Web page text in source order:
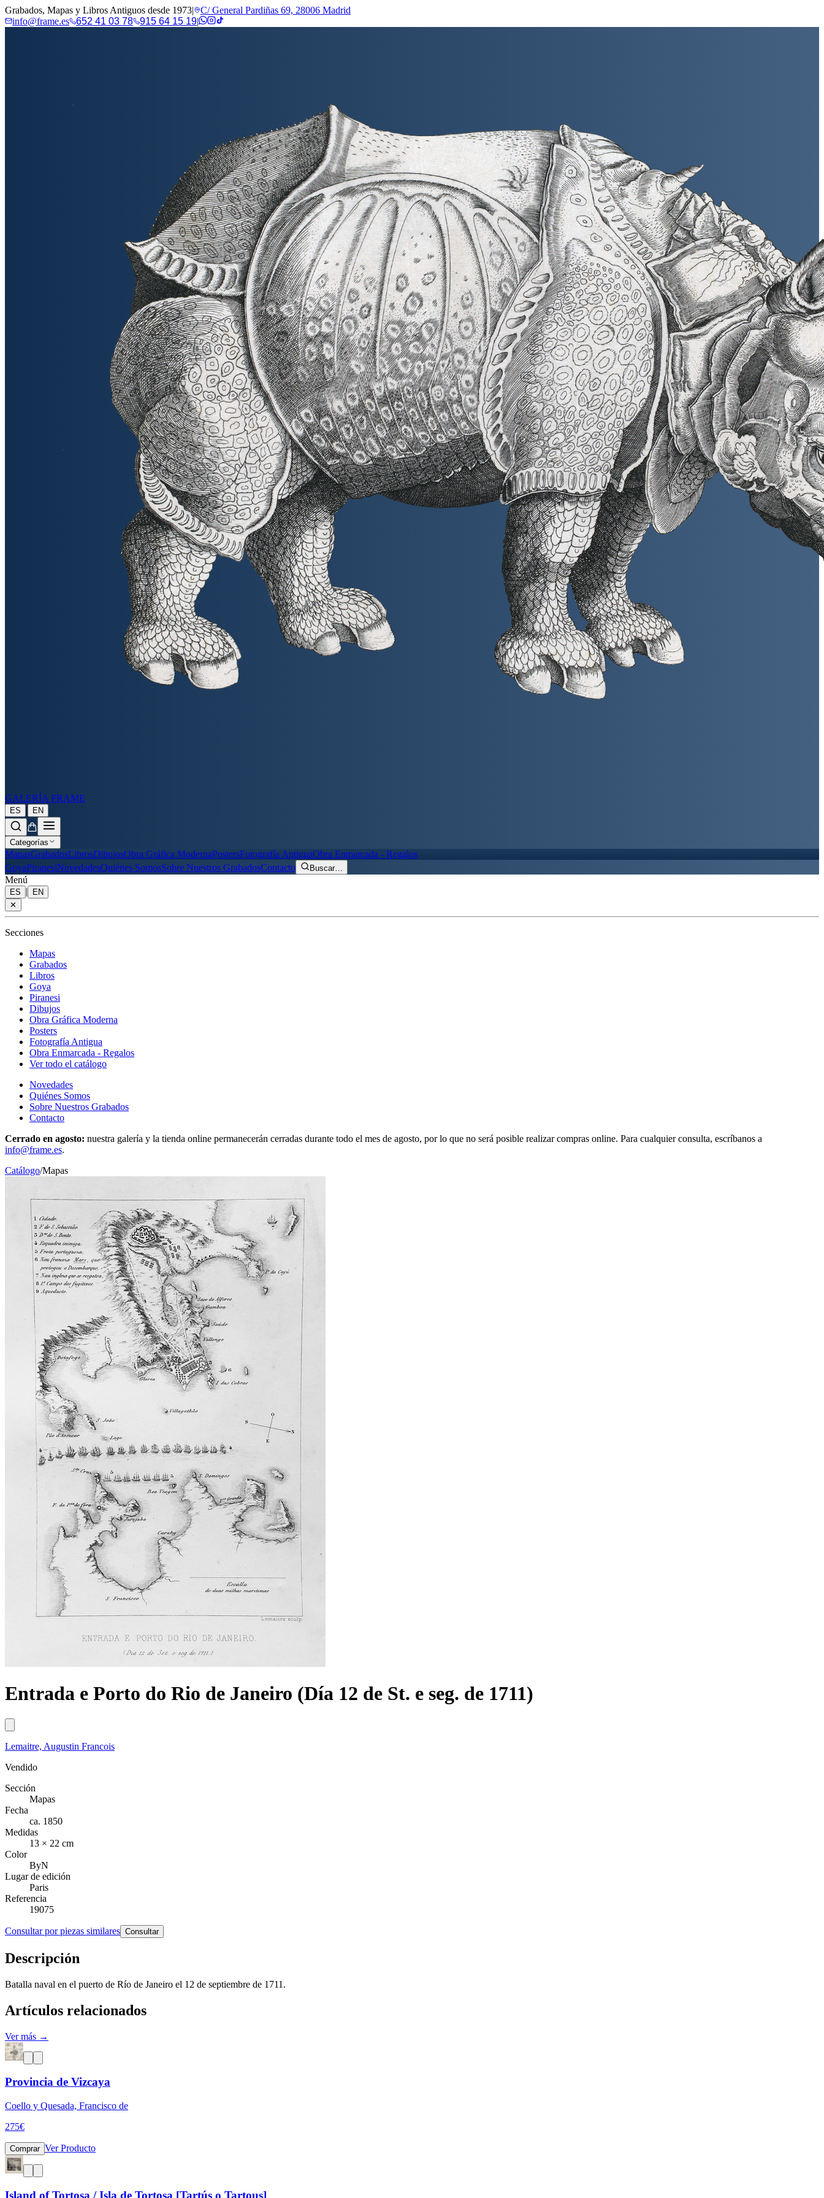
Grabados, Mapas y Libros Antiguos desde 1973|
C/ General Pardiñas 69, 28006 Madrid
info@frame.es
652 41 03 78 915 64 15 19|
GALERÍA FRAME
ES | EN
Categorías
MapasGrabadosLibrosDibujosObra Gráfica ModernaPostersFotografía AntiguaObra Enmarcada - Regalos
GoyaPiranesiNovedadesQuiénes SomosSobre Nuestros GrabadosContacto Buscar…
Menú
ES |
EN
✕
Secciones
Mapas
Grabados
Libros
Goya
Piranesi
Dibujos
Obra Gráfica Moderna
Posters
Fotografía Antigua
Obra Enmarcada - Regalos
Ver todo el catálogo
Novedades
Quiénes Somos
Sobre Nuestros Grabados
Contacto
Cerrado en agosto: nuestra galería y la tienda online permanecerán cerradas durante todo el mes de agosto, por lo que no será posible realizar compras online. Para cualquier consulta, escríbanos a
info@frame.es.
Catálogo/Mapas
Entrada e Porto do Rio de Janeiro (Día 12 de St. e seg. de 1711)
Lemaitre, Augustin Francois
Vendido
Sección
Mapas
Fecha
ca. 1850
Medidas
13 × 22 cm
Color
ByN
Lugar de edición
Paris
Referencia
19075
Consultar por piezas similares Consultar
Descripción
Batalla naval en el puerto de Río de Janeiro el 12 de septiembre de 1711.
Artículos relacionados
Ver más →
Provincia de Vizcaya
Coello y Quesada, Francisco de
275€
Comprar Ver Producto
Island of Tortosa / Isla de Tortosa [Tartús o Tartous]